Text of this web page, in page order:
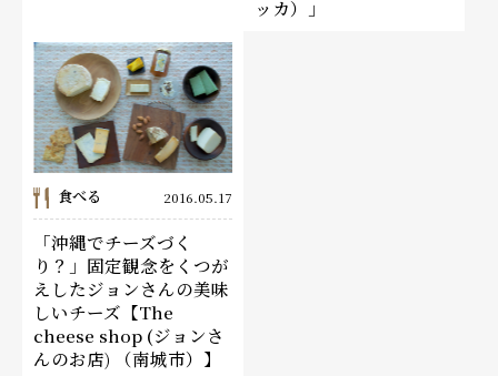
ッカ）」
食べる 2016.05.17
「沖縄でチーズづく
り？」固定観念をくつが
えしたジョンさんの美味
しいチーズ【The
cheese shop (ジョンさ
んのお店) （南城市）】